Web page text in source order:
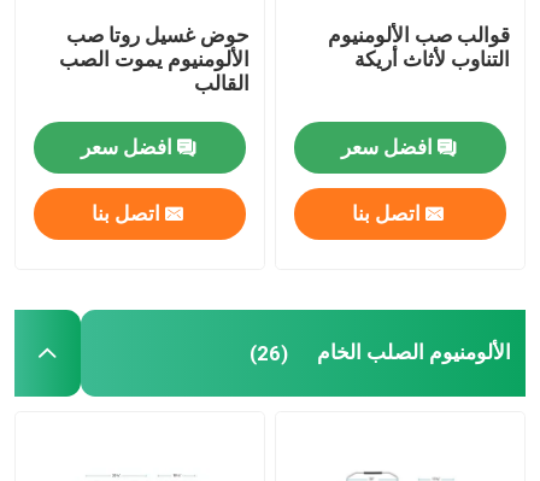
قوالب صب الألومنيوم
التناوب لأثاث أريكة
افضل سعر
اتصل بنا
حوض غسيل روتا صب
الألومنيوم يموت الصب
القالب
افضل سعر
اتصل بنا
الألومنيوم الصلب الخام (26)